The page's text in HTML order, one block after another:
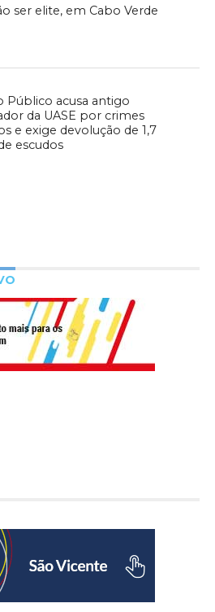
ser elite, em Cabo Verde
Público acusa antigo
da UASE por crimes
e exige devolução de 1,7
escudos